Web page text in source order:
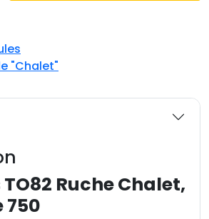
"Chalet"
Ruche Chalet,
750